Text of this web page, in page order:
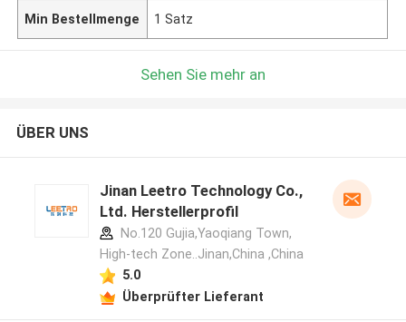
Min Bestellmenge 1 Satz
Sehen Sie mehr an
ÜBER UNS
Jinan Leetro Technology Co.,
Ltd. Herstellerprofil
No.120 Gujia,Yaoqiang Town,
High-tech Zone..Jinan,China ,China
5.0
Überprüfter Lieferant